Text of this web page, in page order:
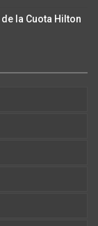
la Cuota Hilton